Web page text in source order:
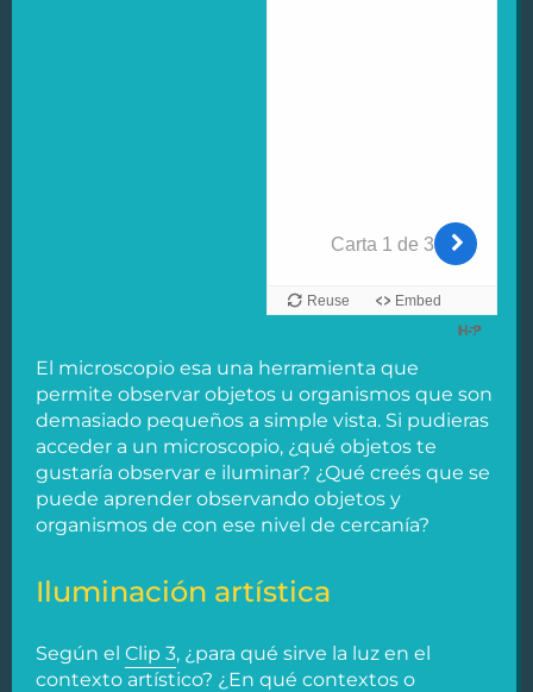
El microscopio esa una herramienta que
permite observar objetos u organismos que son
demasiado pequeños a simple vista. Si pudieras
acceder a un microscopio, ¿qué objetos te
gustaría observar e iluminar? ¿Qué creés que se
puede aprender observando objetos y
organismos de con ese nivel de cercanía?
Iluminación artística
Según el Clip 3, ¿para qué sirve la luz en el
contexto artístico? ¿En qué contextos o